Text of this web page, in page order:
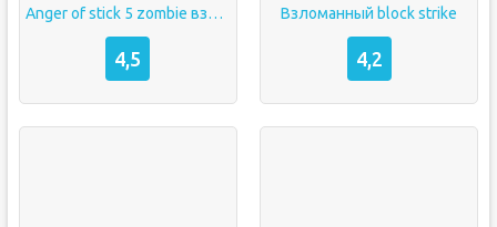
Anger of stick 5 zombie взлом
4,5
Взломанный block strike
4,2